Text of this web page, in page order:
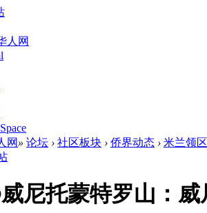
Space
网 » 论坛 › 社区板块 › 侨界动态 › 米兰领区
威尼托蒙特罗山：